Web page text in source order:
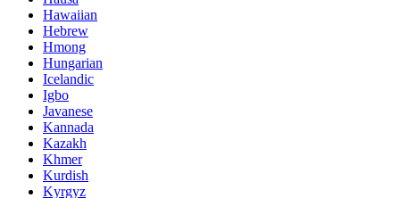
Hawaiian
Hebrew
Hmong
Hungarian
Icelandic
Igbo
Javanese
Kannada
Kazakh
Khmer
Kurdish
Kyrgyz